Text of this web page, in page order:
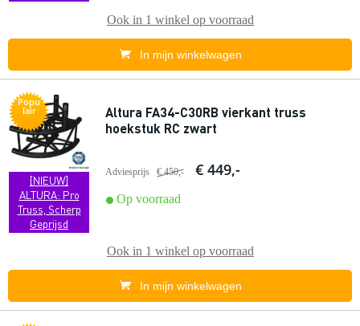
Ook in 1 winkel op voorraad
In mijn winkelwagen
Popu
lair
[NIEUW]
ALTURA: Pro
Truss, Scherp
Geprijsd
Altura FA34-C30RB vierkant truss
hoekstuk RC zwart
Adviesprijs € 450,- € 449,-
Op voorraad
Ook in 1 winkel op voorraad
In mijn winkelwagen